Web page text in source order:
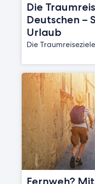
Die
Deutschen –
Urlaub
Die
Fernweh?